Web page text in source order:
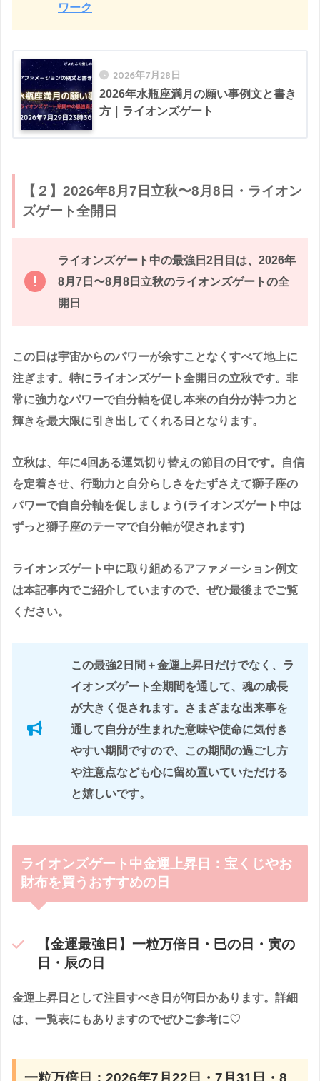
ワーク
2026年7月28日
2026年水瓶座満月の願い事例文と書き
方｜ライオンズゲート
【２】2026年8月7日立秋〜8月8日・ライオン
ズゲート全開日
ライオンズゲート中の最強日2日目は、2026年
8月7日〜8月8日立秋のライオンズゲートの全
開日
この日は宇宙からのパワーが余すことなくすべて地上に
注ぎます。特にライオンズゲート全開日の立秋です。非
常に強力なパワーで自分軸を促し本来の自分が持つ力と
輝きを最大限に引き出してくれる日となります。
立秋は、年に4回ある運気切り替えの節目の日です。自信
を定着させ、行動力と自分らしさをたずさえて獅子座の
パワーで自自分軸を促しましょう(ライオンズゲート中は
ずっと獅子座のテーマで自分軸が促されます)
ライオンズゲート中に取り組めるアファメーション例文
は本記事内でご紹介していますので、ぜひ最後までご覧
ください。
この最強2日間＋金運上昇日だけでなく、ラ
イオンズゲート全期間を通して、魂の成長
が大きく促されます。さまざまな出来事を
通して自分が生まれた意味や使命に気付き
やすい期間ですので、この期間の過ごし方
や注意点なども心に留め置いていただける
と嬉しいです。
ライオンズゲート中金運上昇日：宝くじやお
財布を買うおすすめの日
【金運最強日】一粒万倍日・巳の日・寅の
日・辰の日
金運上昇日として注目すべき日が何日かあります。詳細
は、一覧表にもありますのでぜひご参考に♡